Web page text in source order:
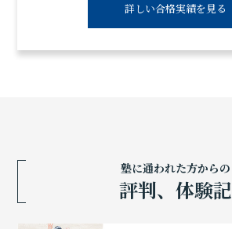
詳しい合格実績を見る
塾に通われた方からの
評判、体験記